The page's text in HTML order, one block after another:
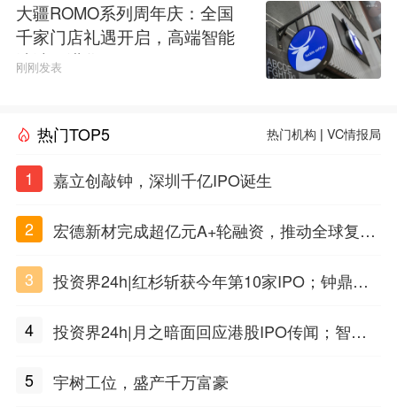
大疆ROMO系列周年庆：全国
千家门店礼遇开启，高端智能
清洁再进化
刚刚发表
热门TOP5 热门机构 |VC情报局
1 嘉立创敲钟，深圳千亿IPO诞生
2
宏德新材完成超亿元A+轮融资，推动全球复合
3
投资界24h|红杉斩获今年第10家IPO；钟鼎投
水
4
投资界24h|月之暗面回应港股IPO传闻；智元
5
宇树工位，盛产千万富豪